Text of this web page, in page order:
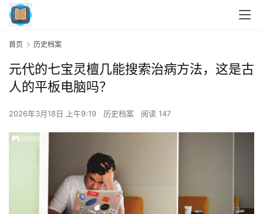
首页 历史档案
元代的七宝灵檀几能搜索治病方法，这是古
人的平板电脑吗？
2026年3月18日 上午9:19 历史档案 阅读 147